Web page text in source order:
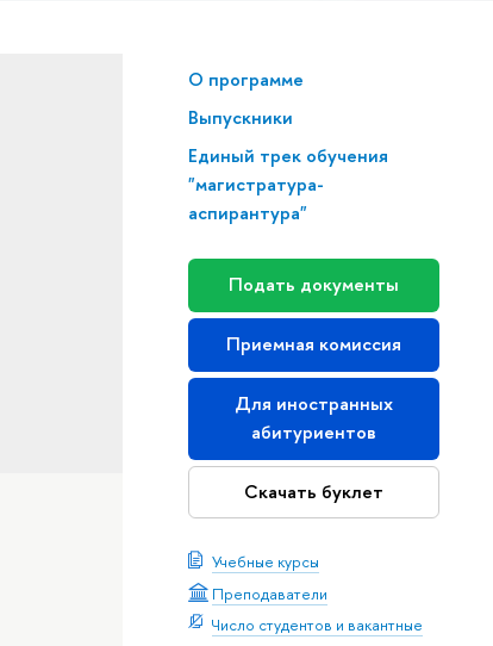
О программе
Выпускники
Единый трек обучения
"магистратура-
аспирантура"
Подать документы
Приемная комиссия
Для иностранных
абитуриентов
Скачать буклет
Учебные курсы
Преподаватели
Число студентов и вакантные